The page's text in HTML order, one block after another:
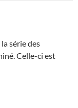
série des
Celle-ci est